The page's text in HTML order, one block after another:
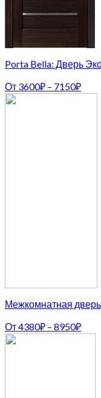
Porta Bella: Дверь
От 3600₽ – 7150₽
Межкомнатная
От4380₽ – 8950₽